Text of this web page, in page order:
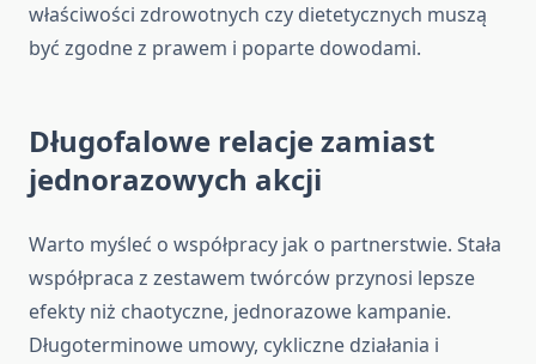
właściwości zdrowotnych czy dietetycznych muszą
być zgodne z prawem i poparte dowodami.
Długofalowe relacje zamiast
jednorazowych akcji
Warto myśleć o współpracy jak o partnerstwie. Stała
współpraca z zestawem twórców przynosi lepsze
efekty niż chaotyczne, jednorazowe kampanie.
Długoterminowe umowy, cykliczne działania i